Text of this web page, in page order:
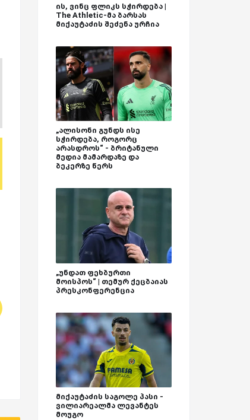
ის, ვინც ფლიკს სჭირდება |
The Athletic-მა ბარსას
მიქაუტაძის შეძენა ურჩია
„ალისონი გუნდს ისე
სჭირდება, როგორც
არასდროს“ - ბრიტანული
მედია მამარდაზე და
ბეკერზე წერს
„უნდათ ფეხბურთი
მოისპოს“ | თემურ ქეცბაიას
პრესკონფერენცია
მიქაუტაძის საგოლე პასი -
ვილიარეალმა ლევანტეს
მოუგო